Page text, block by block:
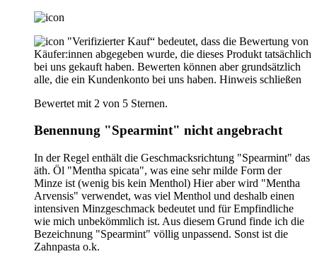
"Verifizierter Kauf“ bedeutet, dass die Bewertung von
Käufer:innen abgegeben wurde, die dieses Produkt tatsächlich
bei uns gekauft haben. Bewerten können aber grundsätzlich
alle, die ein Kundenkonto bei uns haben. Hinweis schließen
Bewertet mit 2 von 5 Sternen.
Benennung "Spearmint" nicht angebracht
In der Regel enthält die Geschmacksrichtung "Spearmint" das
äth. Öl "Mentha spicata", was eine sehr milde Form der
Minze ist (wenig bis kein Menthol) Hier aber wird "Mentha
Arvensis" verwendet, was viel Menthol und deshalb einen
intensiven Minzgeschmack bedeutet und für Empfindliche
wie mich unbekömmlich ist. Aus diesem Grund finde ich die
Bezeichnung "Spearmint" völlig unpassend. Sonst ist die
Zahnpasta o.k.